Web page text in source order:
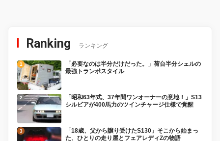
Ranking ランキング
「必要なのは半分だけだった。」荷台半分シェルの
最強トランポスタイル
「昭和63年式、37年間ワンオーナーの意地！」S13
シルビアが400馬力のツインチャージ仕様で覚醒
「18歳、父から譲り受けたS130」そこから始まっ
た、ひとりの走り屋とフェアレディZの物語